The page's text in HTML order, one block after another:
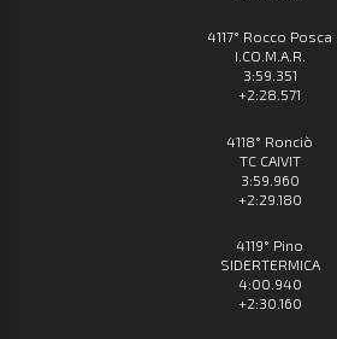
4117° Rocco Posca
I.CO.M.A.R.
3:59.351
+2:28.571
4118° Ronciò
TC CAIVIT
3:59.960
+2:29.180
4119° Pino
SIDERTERMICA
4:00.940
+2:30.160